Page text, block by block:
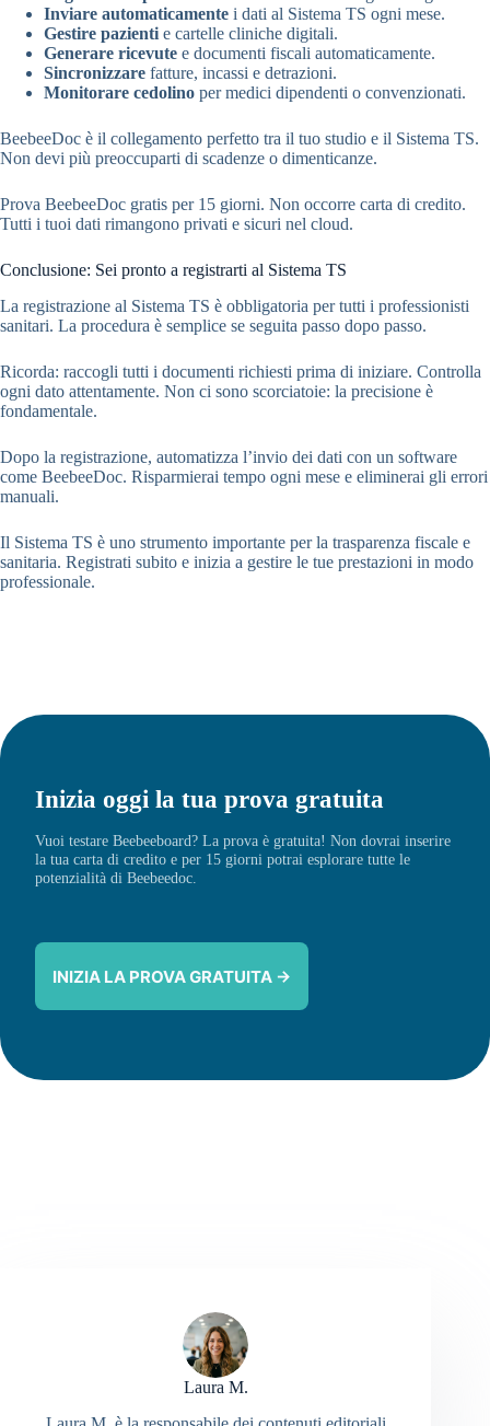
Inviare automaticamente i dati al Sistema TS ogni mese.
Gestire pazienti e cartelle cliniche digitali.
Generare ricevute e documenti fiscali automaticamente.
Sincronizzare fatture, incassi e detrazioni.
Monitorare cedolino per medici dipendenti o convenzionati.
BeebeeDoc è il collegamento perfetto tra il tuo studio e il Sistema TS.
Non devi più preoccuparti di scadenze o dimenticanze.
Prova BeebeeDoc gratis per 15 giorni. Non occorre carta di credito.
Tutti i tuoi dati rimangono privati e sicuri nel cloud.
Conclusione: Sei pronto a registrarti al Sistema TS
La registrazione al Sistema TS è obbligatoria per tutti i professionisti
sanitari. La procedura è semplice se seguita passo dopo passo.
Ricorda: raccogli tutti i documenti richiesti prima di iniziare. Controlla
ogni dato attentamente. Non ci sono scorciatoie: la precisione è
fondamentale.
Dopo la registrazione, automatizza l’invio dei dati con un software
come BeebeeDoc. Risparmierai tempo ogni mese e eliminerai gli errori
manuali.
Il Sistema TS è uno strumento importante per la trasparenza fiscale e
sanitaria. Registrati subito e inizia a gestire le tue prestazioni in modo
professionale.
Inizia oggi la tua prova gratuita
Vuoi testare Beebeeboard? La prova è gratuita! Non dovrai inserire
la tua carta di credito e per 15 giorni potrai esplorare tutte le
potenzialità di Beebeedoc.
INIZIA LA PROVA GRATUITA →
Laura M.